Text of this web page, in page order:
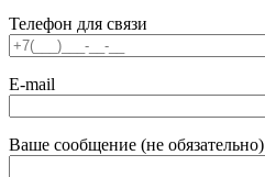
Телефон для связи
E-mail
Ваше сообщение (не обязательно)